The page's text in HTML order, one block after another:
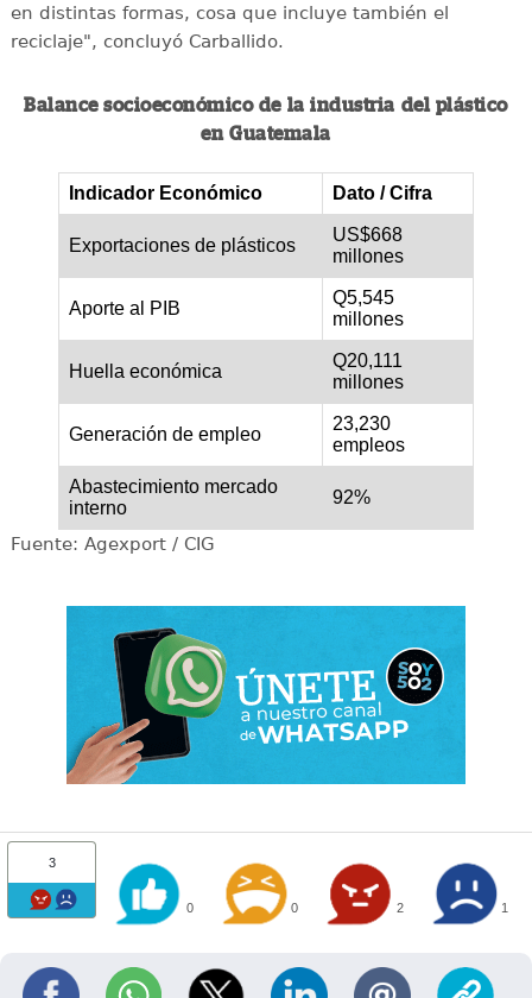
en distintas formas, cosa que incluye también el
reciclaje", concluyó Carballido.
Balance socioeconómico de la industria del plástico
en Guatemala
Indicador Económico Dato / Cifra
Exportaciones de plásticos
US$668
millones
Aporte al PIB
Q5,545
millones
Huella económica
Q20,111
millones
Generación de empleo
23,230
empleos
Abastecimiento mercado
interno
92%
Fuente: Agexport / CIG
3
0 0 2 1